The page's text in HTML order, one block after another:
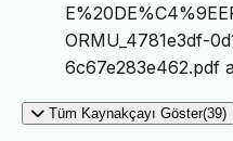
ORMU_4781e3df-
6c67e283e462.pdf
Tüm Kaynakçayı Göster(39)